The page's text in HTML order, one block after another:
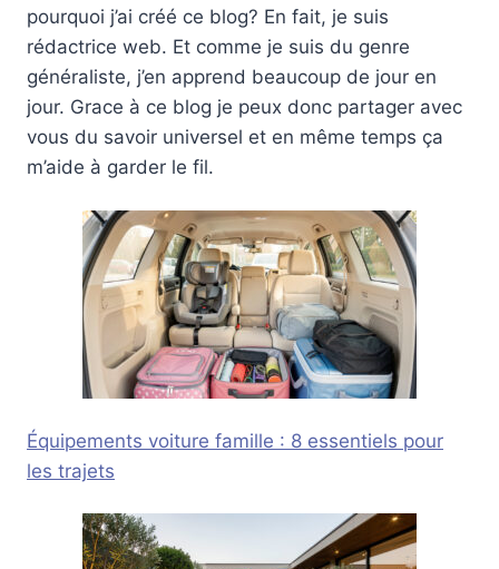
pourquoi j’ai créé ce blog? En fait, je suis
rédactrice web. Et comme je suis du genre
généraliste, j’en apprend beaucoup de jour en
jour. Grace à ce blog je peux donc partager avec
vous du savoir universel et en même temps ça
m’aide à garder le fil.
Équipements voiture famille : 8 essentiels pour
les trajets